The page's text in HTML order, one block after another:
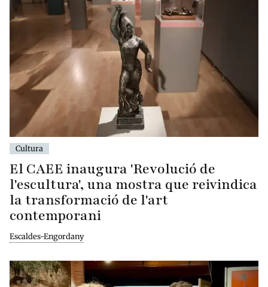
Cultura
El CAEE inaugura 'Revolució de
l'escultura', una mostra que reivindica
la transformació de l'art
contemporani
Escaldes-Engordany